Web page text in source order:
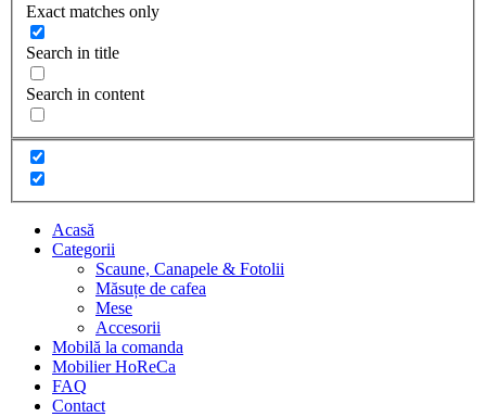
Exact matches only
Search in title
Search in content
Acasă
Categorii
Scaune, Canapele & Fotolii
Măsuțe de cafea
Mese
Accesorii
Mobilă la comanda
Mobilier HoReCa
FAQ
Contact